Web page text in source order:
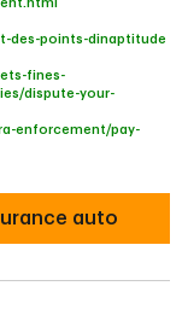
des-points-dinaptitude
fines-
dispute-your-
enforcement/pay-
auto